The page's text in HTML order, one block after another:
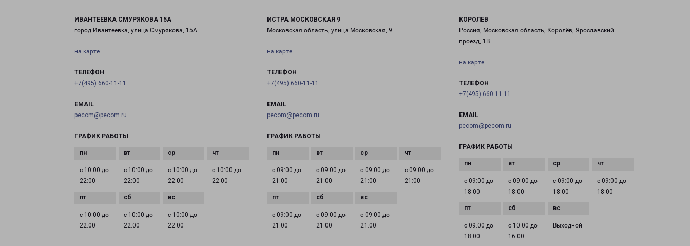
ИВАНТЕЕВКА СМУРЯКОВА 15А
город Ивантеевка, улица Смурякова, 15А
на карте
ТЕЛЕФОН
+7(495) 660-11-11
EMAIL
pecom@pecom.ru
ГРАФИК РАБОТЫ
с 10:00 до
22:00
с 10:00 до
22:00
с 10:00 до
22:00
с 10:00 до
22:00
с 10:00 до
22:00
с 10:00 до
22:00
с 10:00 до
22:00
ИСТРА МОСКОВСКАЯ 9
Московская область, улица Московская, 9
на карте
ТЕЛЕФОН
+7(495) 660-11-11
EMAIL
pecom@pecom.ru
ГРАФИК РАБОТЫ
с 09:00 до
21:00
с 09:00 до
21:00
с 09:00 до
21:00
с 09:00 до
21:00
с 09:00 до
21:00
с 09:00 до
21:00
с 09:00 до
21:00
КОРОЛЕВ
Россия, Московская область, Королёв, Ярославский
проезд, 1В
на карте
ТЕЛЕФОН
+7(495) 660-11-11
EMAIL
pecom@pecom.ru
ГРАФИК РАБОТЫ
с 09:00 до
18:00
с 09:00 до
18:00
с 09:00 до
18:00
с 09:00 до
18:00
с 09:00 до
18:00
с 10:00 до
16:00
Выходной